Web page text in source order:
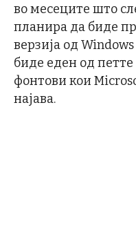
во месеците што
планира да биде
верзија од
биде еден од
фонтови кои
најава.